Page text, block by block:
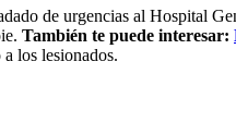
de urgencias al Hospital
También te puede interesar:
los lesionados.